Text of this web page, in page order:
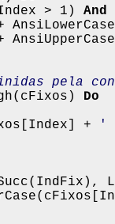
> 1) And
pela
Do
+ '